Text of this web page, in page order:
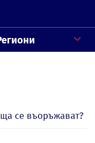
се въоръжават?